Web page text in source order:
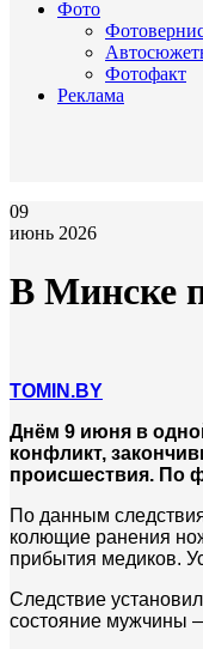
Фото
Фотофакт
Реклама
09
июнь 2026
В Минске
TOMIN.BY
Днём 9 июня в
конфликт,
происшествия. По
По данным
колющие ранения
прибытия медиков.
Следствие
состояние мужчины